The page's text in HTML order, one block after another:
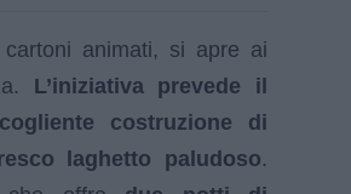
animati, si apre ai
L’iniziativa prevede il
costruzione di
laghetto paludoso.